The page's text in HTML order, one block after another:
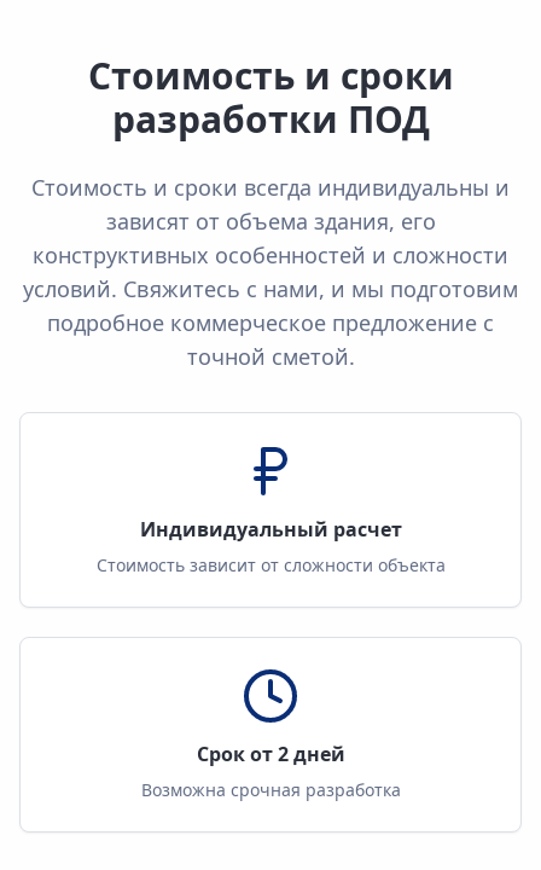
Стоимость и сроки
разработки ПОД
Стоимость и сроки всегда индивидуальны и
зависят от объема здания, его
конструктивных особенностей и сложности
условий. Свяжитесь с нами, и мы подготовим
подробное коммерческое предложение с
точной сметой.
Индивидуальный расчет
Стоимость зависит от сложности объекта
Срок от 2 дней
Возможна срочная разработка